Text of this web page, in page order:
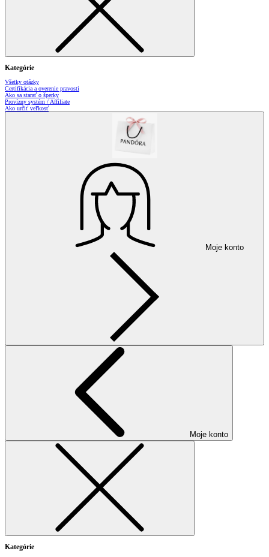
Kategórie
Všetky otázky
Certifikácia a overenie pravosti
Ako sa starať o šperky
Provízny systém / Affiliate
Ako určiť veľkosť
Moje konto
Moje konto
Kategórie